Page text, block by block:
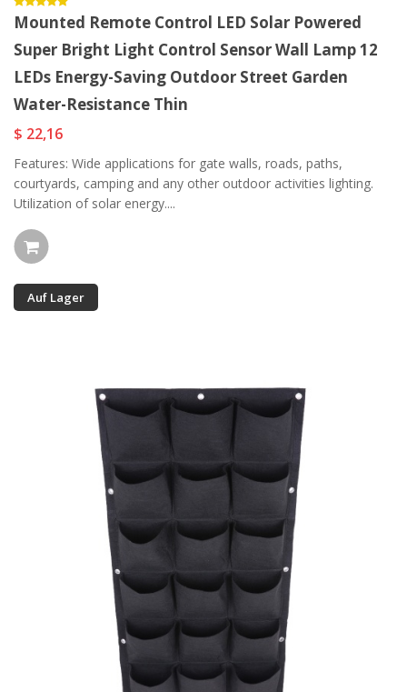
Mounted Remote Control LED Solar Powered
Super Bright Light Control Sensor Wall Lamp 12
LEDs Energy-Saving Outdoor Street Garden
Water-Resistance Thin
$ 22,16
Features: Wide applications for gate walls, roads, paths,
courtyards, camping and any other outdoor activities lighting.
Utilization of solar energy....
Auf Lager